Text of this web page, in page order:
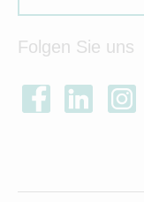
Folgen Sie uns